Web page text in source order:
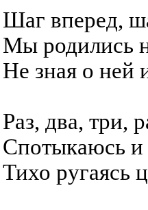
Шаг вперед,
Мы родились
Не зная о ней
Раз, два, три,
Спотыкаюсь
Тихо ругаясь